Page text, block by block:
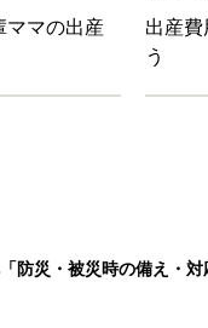
ママの出産
出産
う
防災・被災時の備え・対